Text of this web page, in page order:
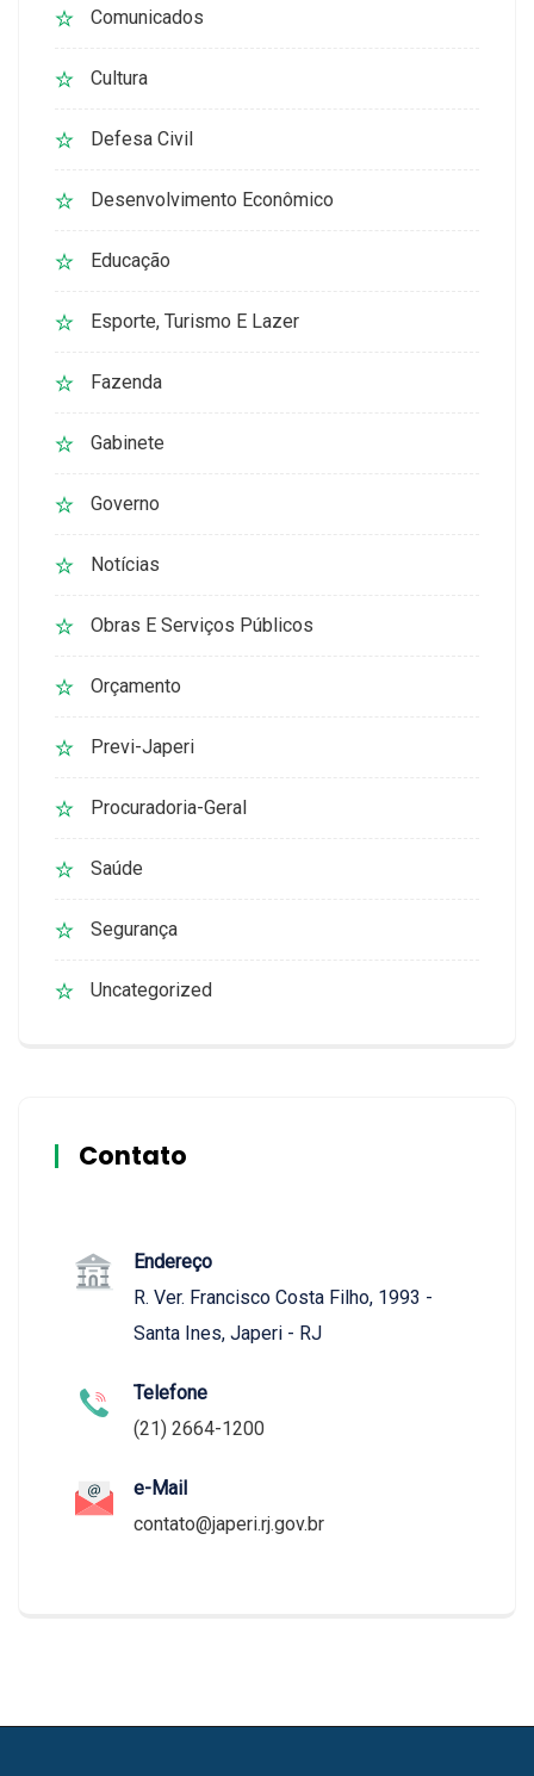
Comunicados
Cultura
Defesa Civil
Desenvolvimento Econômico
Educação
Esporte, Turismo E Lazer
Fazenda
Gabinete
Governo
Notícias
Obras E Serviços Públicos
Orçamento
Previ-Japeri
Procuradoria-Geral
Saúde
Segurança
Uncategorized
Contato
Endereço
R. Ver. Francisco Costa Filho, 1993 -
Santa Ines, Japeri - RJ
Telefone
(21) 2664-1200
e-Mail
contato@japeri.rj.gov.br